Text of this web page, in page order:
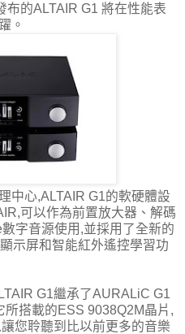
布的ALTAIR G1 將在性能表
。
中心,ALTAIR G1的軟硬體設
可以作為前置放大器、解碼
字音源使用,並採用了全新的
示屏和智能紅外遙控學習功
G1繼承了AURALiC G1
搭載的ESS 9038Q2M晶片,
您聆聽到比以前更多的音樂